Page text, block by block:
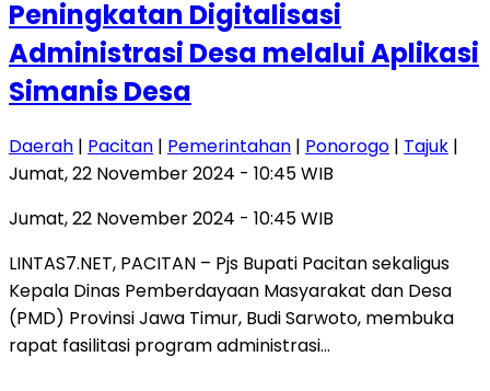
Peningkatan Digitalisasi
Administrasi Desa melalui Aplikasi
Simanis Desa
Daerah | Pacitan | Pemerintahan | Ponorogo | Tajuk |
Jumat, 22 November 2024 - 10:45 WIB
Jumat, 22 November 2024 - 10:45 WIB
LINTAS7.NET, PACITAN – Pjs Bupati Pacitan sekaligus
Kepala Dinas Pemberdayaan Masyarakat dan Desa
(PMD) Provinsi Jawa Timur, Budi Sarwoto, membuka
rapat fasilitasi program administrasi…